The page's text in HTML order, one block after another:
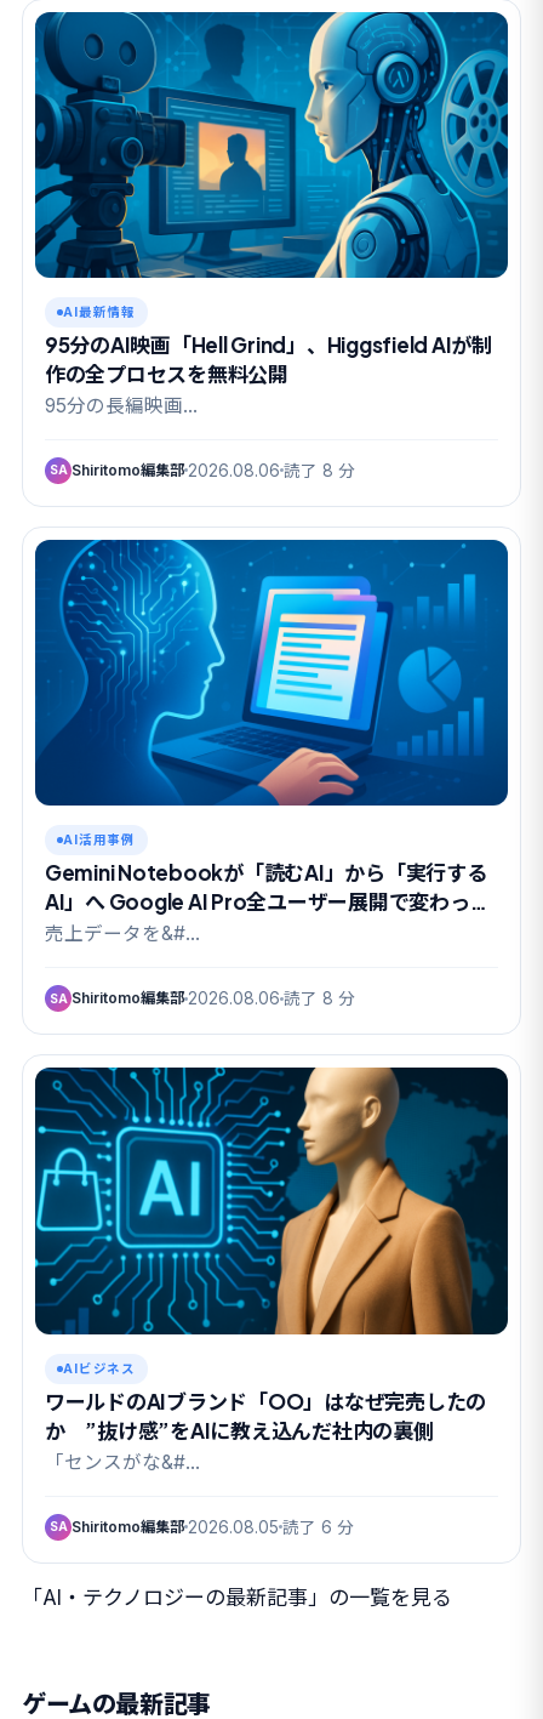
AI最新情報
95分のAI映画「Hell Grind」、Higgsfield AIが制
作の全プロセスを無料公開
95分の長編映画…
SA Shiritomo編集部 2026.08.06 読了 8 分
AI活用事例
Gemini Notebookが「読むAI」から「実行する
AI」へ Google AI Pro全ユーザー展開で変わった
こと
売上データを&#…
SA Shiritomo編集部 2026.08.06 読了 8 分
AIビジネス
ワールドのAIブランド「OO」はなぜ完売したの
か ”抜け感”をAIに教え込んだ社内の裏側
「センスがな&#…
SA Shiritomo編集部 2026.08.05 読了 6 分
「AI・テクノロジーの最新記事」の一覧を見る
ゲームの最新記事